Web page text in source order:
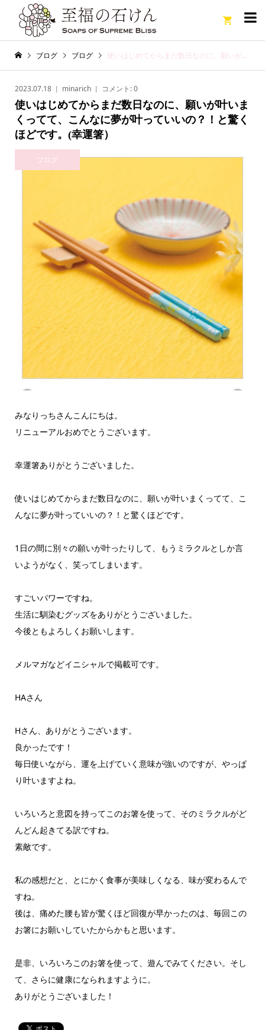

ブログ ブログ 使いはじめてからまだ数日なのに、願いが叶いまくってて、こんなに夢が叶っていいの？！と驚くほどです。(幸運箸）
2023.07.18 minarich コメント:0
使いはじめてからまだ数日なのに、願いが叶いま
くってて、こんなに夢が叶っていいの？！と驚く
ほどです。(幸運箸）
ブログ
みなりっちさんこんにちは。
リニューアルおめでとうございます。
幸運箸ありがとうございました。
使いはじめてからまだ数日なのに、願いが叶いまくってて、こ
んなに夢が叶っていいの？！と驚くほどです。
1日の間に別々の願いが叶ったりして、もうミラクルとしか言
いようがなく、笑ってしまいます。
すごいパワーですね。
生活に馴染むグッズをありがとうございました。
今後ともよろしくお願いします。
メルマガなどイニシャルで掲載可です。
HAさん
Hさん、ありがとうございます。
良かったです！
毎日使いながら、運を上げていく意味が強いのですが、やっぱ
り叶いますよね。
いろいろと意図を持ってこのお箸を使って、そのミラクルがど
んどん起きてる訳ですね。
素敵です。
私の感想だと、とにかく食事が美味しくなる、味が変わるんで
すね。
後は、痛めた腰も皆が驚くほど回復が早かったのは、毎回この
お箸にお願いしていたからかもと思います。
是非、いろいろこのお箸を使って、遊んでみてください。そし
て、さらに健康になられますように。
ありがとうございました！